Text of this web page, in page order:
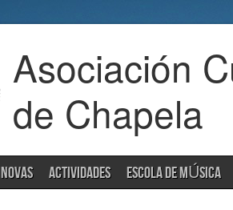
Asociación
de Chapela
NOVAS ACTIVIDADES ESCOLA DE MÚSICA